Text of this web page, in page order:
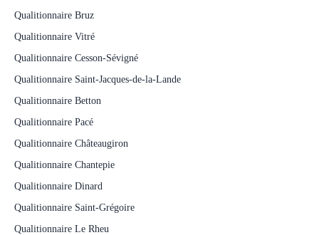
Qualitionnaire Bruz
Qualitionnaire Vitré
Qualitionnaire Cesson-Sévigné
Qualitionnaire Saint-Jacques-de-la-Lande
Qualitionnaire Betton
Qualitionnaire Pacé
Qualitionnaire Châteaugiron
Qualitionnaire Chantepie
Qualitionnaire Dinard
Qualitionnaire Saint-Grégoire
Qualitionnaire Le Rheu